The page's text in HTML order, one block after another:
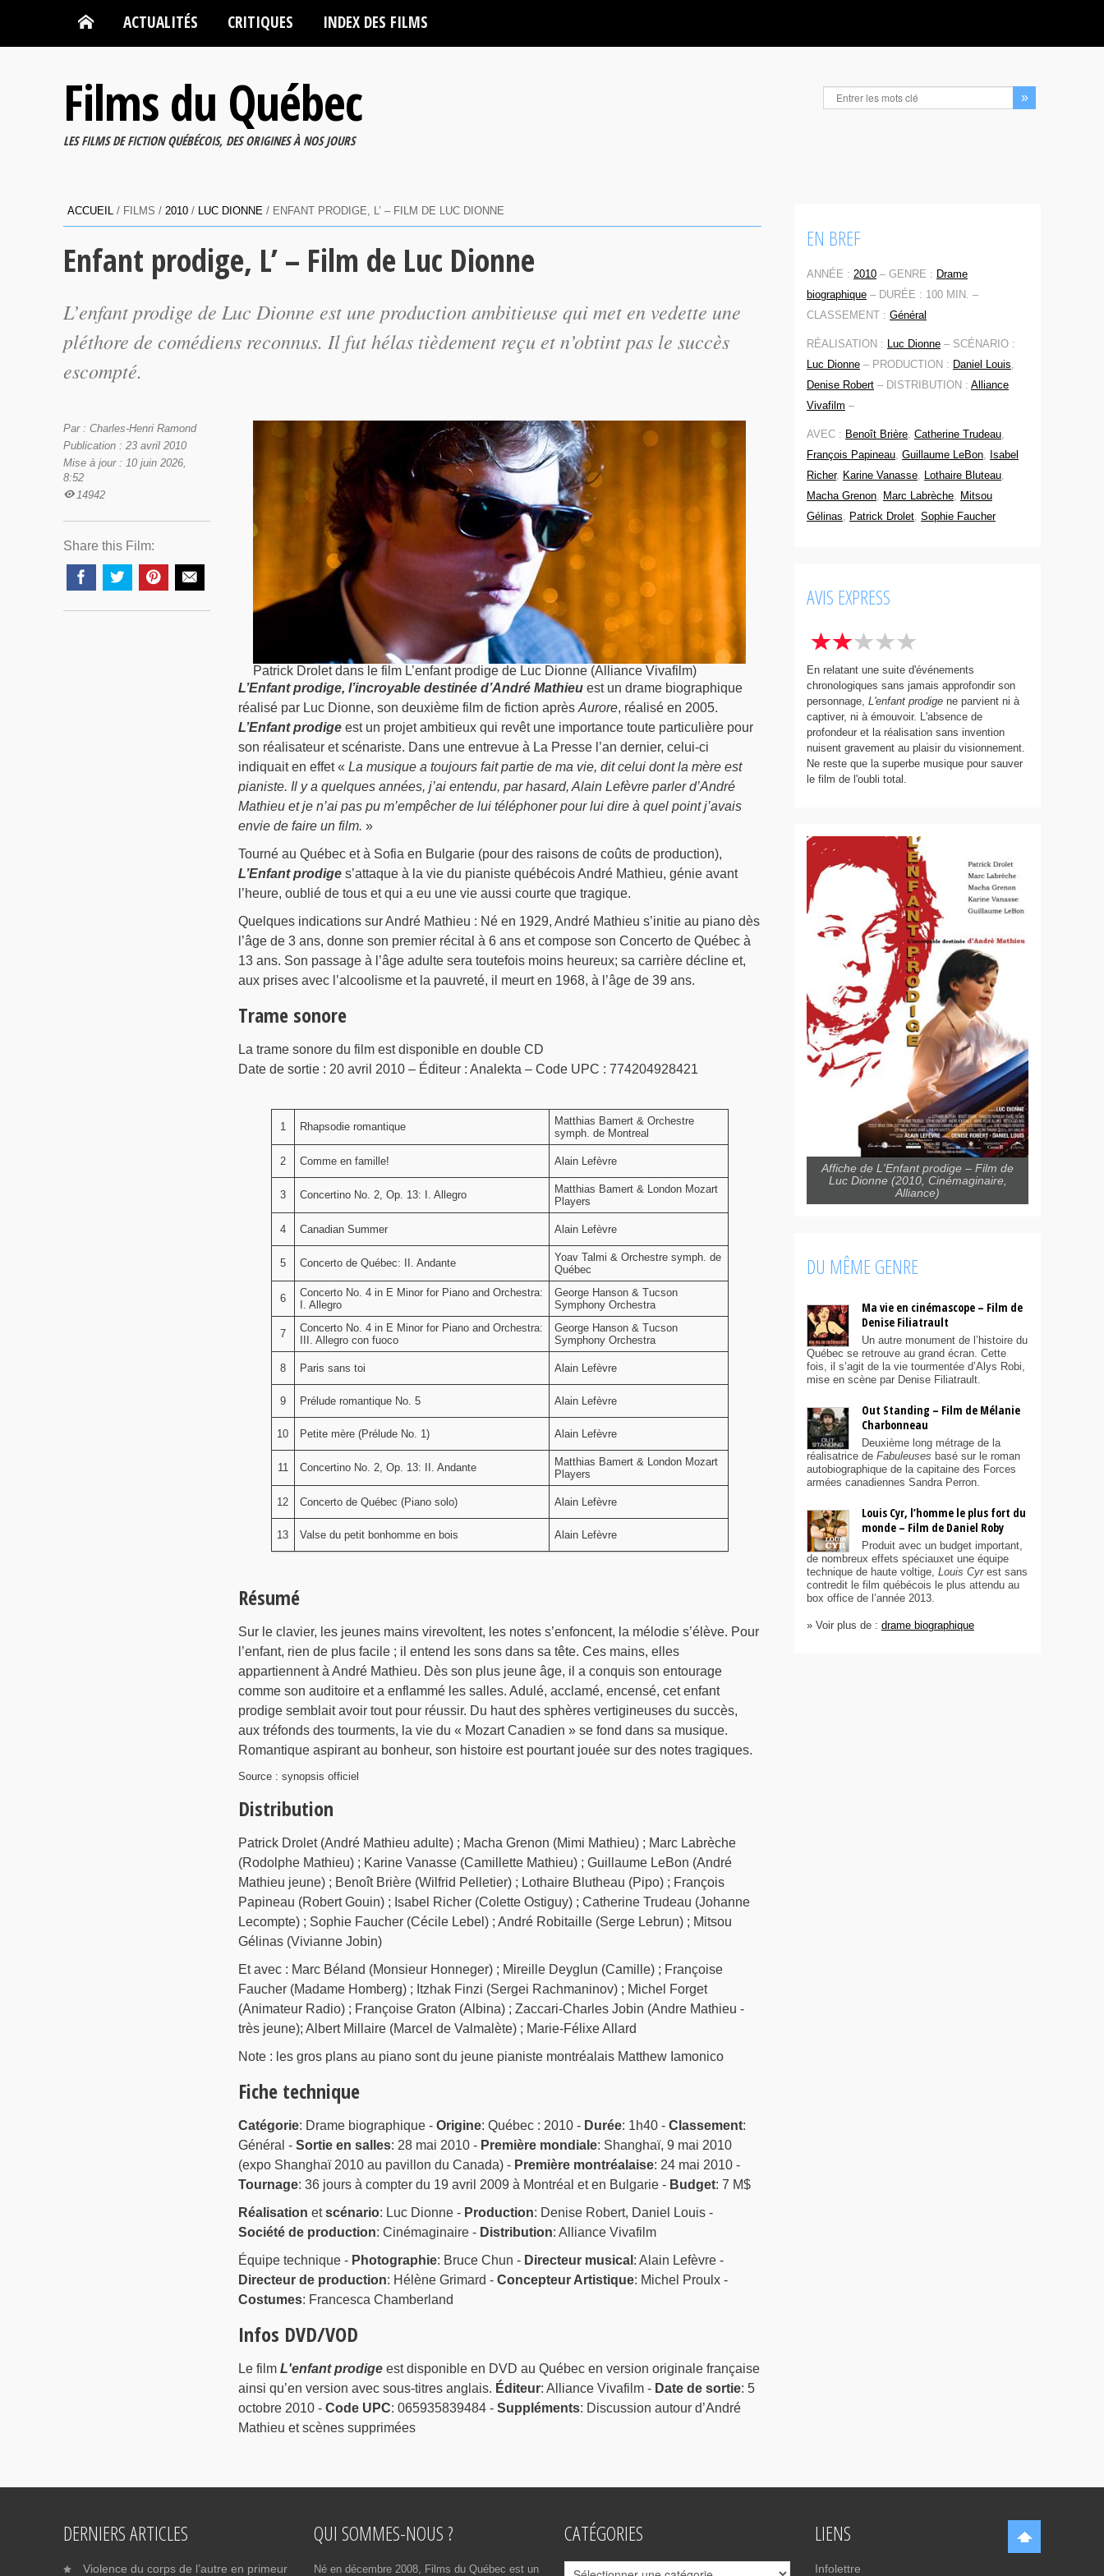
ACTUALITÉS CRITIQUES INDEX DES FILMS
Films du Québec
LES FILMS DE FICTION QUÉBÉCOIS, DES ORIGINES À NOS JOURS
ACCUEIL / FILMS / 2010 / LUC DIONNE / ENFANT PRODIGE, L’ – FILM DE LUC DIONNE
Enfant prodige, L’ – Film de Luc Dionne
L’enfant prodige de Luc Dionne est une production ambitieuse qui met en vedette une
pléthore de comédiens reconnus. Il fut hélas tièdement reçu et n’obtint pas le succès
escompté.
Par : Charles-Henri Ramond
Publication : 23 avril 2010
Mise à jour : 10 juin 2026,
8:52
14942
Share this Film:
Patrick Drolet dans le film L’enfant prodige de Luc Dionne (Alliance Vivafilm)
L’Enfant prodige, l’incroyable destinée d’André Mathieuest un drame biographique
réalisé par Luc Dionne, son deuxième film de fiction après Aurore, réalisé en 2005.
L’Enfant prodigeest un projet ambitieux qui revêt une importance toute particulière pour
son réalisateur et scénariste. Dans une entrevue à La Presse l’an dernier, celui-ci
indiquait en effet « La musique a toujours fait partie de ma vie, dit celui dont la mère est
pianiste. Il y a quelques années, j’ai entendu, par hasard, Alain Lefèvre parler d’André
Mathieu et je n’ai pas pu m’empêcher de lui téléphoner pour lui dire à quel point j’avais
envie de faire un film. »
Tourné au Québec et à Sofia en Bulgarie (pour des raisons de coûts de production),
L’Enfant prodiges’attaque à la vie du pianiste québécois André Mathieu, génie avant
l’heure, oublié de tous et qui a eu une vie aussi courte que tragique.
Quelques indications sur André Mathieu : Né en 1929, André Mathieu s’initie au piano dès
l’âge de 3 ans, donne son premier récital à 6 ans et compose son Concerto de Québec à
13 ans. Son passage à l’âge adulte sera toutefois moins heureux; sa carrière décline et,
aux prises avec l’alcoolisme et la pauvreté, il meurt en 1968, à l’âge de 39 ans.
Trame sonore
La trame sonore du film est disponible en double CD
Date de sortie : 20 avril 2010 – Éditeur : Analekta – Code UPC : 774204928421
1 Rhapsodie romantique
Matthias Bamert & Orchestre
symph. de Montreal
2 Comme en famille! Alain Lefèvre
3 Concertino No. 2, Op. 13: I. Allegro
Matthias Bamert & London Mozart
Players
4 Canadian Summer Alain Lefèvre
5 Concerto de Québec: II. Andante
Yoav Talmi & Orchestre symph. de
Québec
6
Concerto No. 4 in E Minor for Piano and Orchestra:
I. Allegro
George Hanson & Tucson
Symphony Orchestra
7
Concerto No. 4 in E Minor for Piano and Orchestra:
III. Allegro con fuoco
George Hanson & Tucson
Symphony Orchestra
8 Paris sans toi Alain Lefèvre
9 Prélude romantique No. 5 Alain Lefèvre
10 Petite mère (Prélude No. 1) Alain Lefèvre
11 Concertino No. 2, Op. 13: II. Andante
Matthias Bamert & London Mozart
Players
12 Concerto de Québec (Piano solo) Alain Lefèvre
13 Valse du petit bonhomme en bois Alain Lefèvre
Résumé
Sur le clavier, les jeunes mains virevoltent, les notes s’enfoncent, la mélodie s’élève. Pour
l’enfant, rien de plus facile ; il entend les sons dans sa tête. Ces mains, elles
appartiennent à André Mathieu. Dès son plus jeune âge, il a conquis son entourage
comme son auditoire et a enflammé les salles. Adulé, acclamé, encensé, cet enfant
prodige semblait avoir tout pour réussir. Du haut des sphères vertigineuses du succès,
aux tréfonds des tourments, la vie du « Mozart Canadien » se fond dans sa musique.
Romantique aspirant au bonheur, son histoire est pourtant jouée sur des notes tragiques.
Source : synopsis officiel
Distribution
Patrick Drolet (André Mathieu adulte) ; Macha Grenon (Mimi Mathieu) ; Marc Labrèche
(Rodolphe Mathieu) ; Karine Vanasse (Camillette Mathieu) ; Guillaume LeBon (André
Mathieu jeune) ; Benoît Brière (Wilfrid Pelletier) ; Lothaire Blutheau (Pipo) ; François
Papineau (Robert Gouin) ; Isabel Richer (Colette Ostiguy) ; Catherine Trudeau (Johanne
Lecompte) ; Sophie Faucher (Cécile Lebel) ; André Robitaille (Serge Lebrun) ; Mitsou
Gélinas (Vivianne Jobin)
Et avec : Marc Béland (Monsieur Honneger) ; Mireille Deyglun (Camille) ; Françoise
Faucher (Madame Homberg) ; Itzhak Finzi (Sergei Rachmaninov) ; Michel Forget
(Animateur Radio) ; Françoise Graton (Albina) ; Zaccari-Charles Jobin (Andre Mathieu -
très jeune); Albert Millaire (Marcel de Valmalète) ; Marie-Félixe Allard
Note : les gros plans au piano sont du jeune pianiste montréalais Matthew Iamonico
Fiche technique
Catégorie: Drame biographique - Origine: Québec : 2010 - Durée: 1h40 - Classement:
Général - Sortie en salles: 28 mai 2010 - Première mondiale: Shanghaï, 9 mai 2010
(expo Shanghaï 2010 au pavillon du Canada) - Première montréalaise: 24 mai 2010 -
Tournage: 36 jours à compter du 19 avril 2009 à Montréal et en Bulgarie - Budget: 7 M$
Réalisation etscénario: Luc Dionne - Production: Denise Robert, Daniel Louis -
Société de production: Cinémaginaire - Distribution: Alliance Vivafilm
Équipe technique - Photographie: Bruce Chun - Directeur musical : Alain Lefèvre -
Directeur de production: Hélène Grimard - Concepteur Artistique: Michel Proulx -
Costumes: Francesca Chamberland
Infos DVD/VOD
Le film L'enfant prodigeest disponible en DVD au Québec en version originale française
ainsi qu’en version avec sous-titres anglais. Éditeur: Alliance Vivafilm - Date de sortie: 5
octobre 2010 - Code UPC: 065935839484 - Suppléments: Discussion autour d’André
Mathieu et scènes supprimées
EN BREF
ANNÉE : 2010 – GENRE : Drame
biographique – DURÉE : 100 MIN. –
CLASSEMENT : Général
RÉALISATION : Luc Dionne – SCÉNARIO :
Luc Dionne – PRODUCTION : Daniel Louis,
Denise Robert – DISTRIBUTION : Alliance
Vivafilm –
AVEC : Benoît Brière, Catherine Trudeau,
François Papineau, Guillaume LeBon, Isabel
Richer, Karine Vanasse, Lothaire Bluteau,
Macha Grenon, Marc Labrèche, Mitsou
Gélinas, Patrick Drolet, Sophie Faucher
AVIS EXPRESS
En relatant une suite d'événements
chronologiques sans jamais approfondir son
personnage, L'enfant prodige ne parvient ni à
captiver, ni à émouvoir. L'absence de
profondeur et la réalisation sans invention
nuisent gravement au plaisir du visionnement.
Ne reste que la superbe musique pour sauver
le film de l'oubli total.
Affiche de L'Enfant prodige – Film de
Luc Dionne (2010, Cinémaginaire,
Alliance)
DU MÊME GENRE
Ma vie en cinémascope – Film de
Denise Filiatrault
Un autre monument de l’histoire du
Québec se retrouve au grand écran. Cette
fois, il s’agit de la vie tourmentée d’Alys Robi,
mise en scène par Denise Filiatrault.
Out Standing – Film de Mélanie
Charbonneau
Deuxième long métrage de la
réalisatrice de Fabuleuses basé sur le roman
autobiographique de la capitaine des Forces
armées canadiennes Sandra Perron.
Louis Cyr, l’homme le plus fort du
monde – Film de Daniel Roby
Produit avec un budget important,
de nombreux effets spéciauxet une équipe
technique de haute voltige, Louis Cyrest sans
contredit le film québécois le plus attendu au
box office de l’année 2013.
» Voir plus de : drame biographique
DERNIERS ARTICLES
Violence du corps de l’autre en primeur
QUI SOMMES-NOUS ?
Né en décembre 2008, Films du Québec est un
CATÉGORIES
Catégories
LIENS
Infolettre